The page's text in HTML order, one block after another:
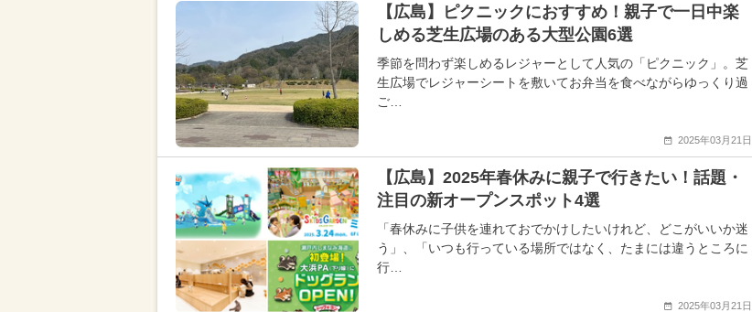
【広島】ピクニックにおすすめ！親子で一日中楽
しめる芝生広場のある大型公園6選
季節を問わず楽しめるレジャーとして人気の「ピクニック」。芝
生広場でレジャーシートを敷いてお弁当を食べながらゆっくり過
ご…
2025年03月21日
【広島】2025年春休みに親子で行きたい！話題・
注目の新オープンスポット4選
「春休みに子供を連れておでかけしたいけれど、どこがいいか迷
う」、「いつも行っている場所ではなく、たまには違うところに
行…
2025年03月21日